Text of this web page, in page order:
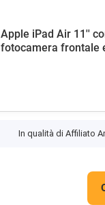
Apple iPad Air 11''
fotocamera frontale
In qualità di Affiliato